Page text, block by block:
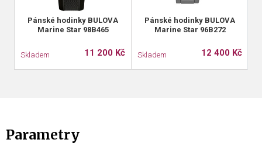
Pánské hodinky BULOVA
Marine Star 98B465
Skladem 11 200 Kč
Pánské hodinky BULOVA
Marine Star 96B272
Skladem 12 400 Kč
Parametry